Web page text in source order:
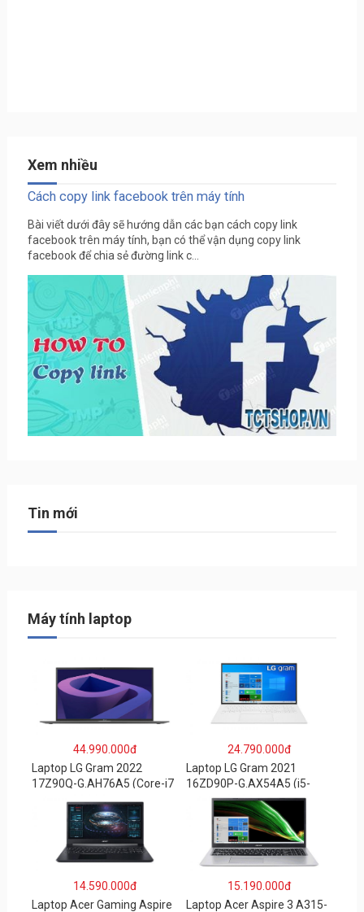
Xem nhiều
Cách copy link facebook trên máy tính
Bài viết dưới đây sẽ hướng dẫn các bạn cách copy link
facebook trên máy tính, bạn có thể vận dụng copy link
facebook để chia sẻ đường link c...
Tin mới
Máy tính laptop
44.990.000đ
Laptop LG Gram 2022
17Z90Q-G.AH76A5 (Core-i7
1260P/16GB/512GB/17″
WQXGA/Win 11/Xám)
24.790.000đ
Laptop LG Gram 2021
16ZD90P-G.AX54A5 (i5-
1135G7/8GB RAM/512GB
SSD/16″WQXGA/Dos/Trắng
14.590.000đ
Laptop Acer Gaming Aspire
15.190.000đ
Laptop Acer Aspire 3 A315-